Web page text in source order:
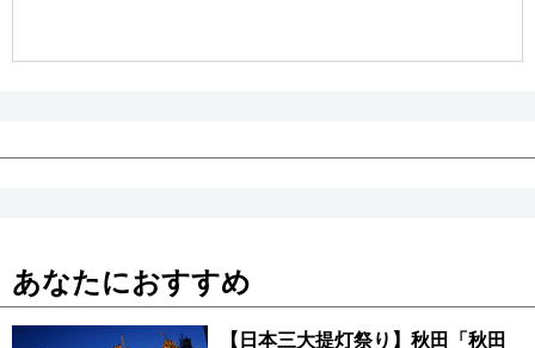
あなたにおすすめ
【日本三大提灯祭り】秋田「秋田